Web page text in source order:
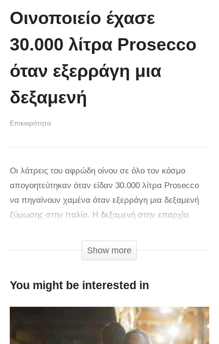
πρώτη στιγμή και συγκίνησε το
νοηματική με ένα μικρό κορίτσι
Οινοποιείο έχασε
30.000 λίτρα Prosecco
όταν εξερράγη μια
δεξαμενή
Επικαιρότητα
Οι λάτρεις του αφρώδη οίνου σε όλο τον κόσμο
απογοητεύτηκαν όταν είδαν 30.000 λίτρα Prosecco
να πηγαίνουν χαμένα όταν εξερράγη μια δεξαμενή
ζύμωσης στην Ιταλία. Η δεξαμενή στην επαρχία
Το βίντεο με το περιστατικό δημοσιεύτηκε στο
Facebook από το οινοποιείο L’enoteca Zanardo
προβολές.
Το βίντεο συγκέντρωσε πολλά σχόλια από λάτρεις
του Prosecco οι οποίοι εξέφρασαν την στεναχώρια
Show more
You might be interested in